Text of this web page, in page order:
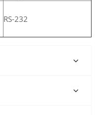
RS-232